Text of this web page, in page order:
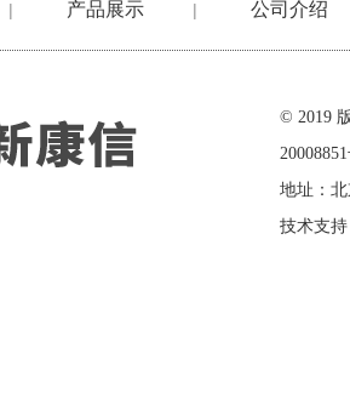
| 产品展示 | 公司介绍
© 2019
地址：
技术支